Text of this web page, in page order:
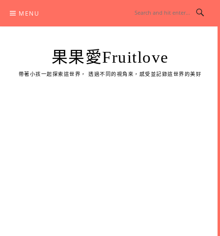
content
MENU
果果愛Fruitlove
帶著小孩一起探索這世界， 透過不同的視角來，感受並記錄這世界的美好